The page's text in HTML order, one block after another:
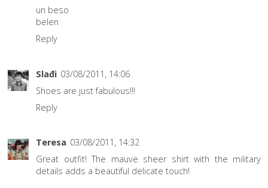
un beso
belen
Reply
Slađi 03/08/2011, 14:06
Shoes are just fabulous!!!
Reply
Teresa 03/08/2011, 14:32
Great outfit! The mauve sheer shirt with the military
details adds a beautiful delicate touch!